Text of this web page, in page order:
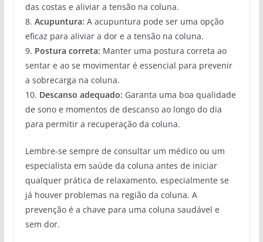
das costas e aliviar a tensão na coluna.
8. Acupuntura: A acupuntura pode ser uma opção
eficaz para aliviar a dor e a tensão na coluna.
9. Postura correta: Manter uma postura correta ao
sentar e ao se movimentar é essencial para prevenir
a sobrecarga na coluna.
10. Descanso adequado: Garanta uma boa qualidade
de sono e momentos de descanso ao longo do dia
para permitir a recuperação da coluna.
Lembre-se sempre de consultar um médico ou um
especialista em saúde da coluna antes de iniciar
qualquer prática de relaxamento, especialmente se
já houver problemas na região da coluna. A
prevenção é a chave para uma coluna saudável e
sem dor.